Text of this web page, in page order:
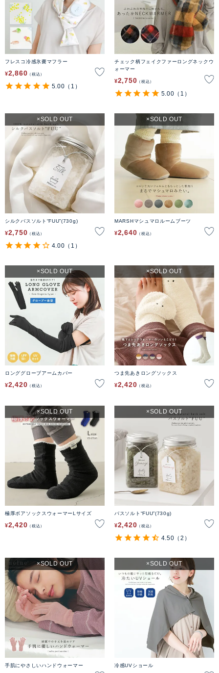
フレスコ冷感氷嚢マフラー
¥2,860 税込
5.00 （1）
チェック柄フェイクファーロングネックウ
ォーマー
¥2,750 税込
5.00 （1）
シルクバスソルト“FUU”(730g)
¥2,750 税込
SOLD OUT
4.00 （1）
MARSHマシュマロルームブーツ
¥2,640 税込
SOLD OUT
ロンググローブアームカバー
¥2,420 税込
SOLD OUT
つま先あきロングソックス
¥2,420 税込
SOLD OUT
極厚ボアソックスウォーマーLサイズ
¥2,420 税込
SOLD OUT
バスソルト“FUU”(730g)
¥2,420 税込
SOLD OUT
4.50 （2）
手肌にやさしいハンドウォーマー
SOLD OUT
冷感UVショール
SOLD OUT